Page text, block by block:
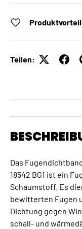
Teilen:
Das
18542 BG1 ist ein
Schaumstoff. Es
bewitterten Fugen
Dichtung gegen
schall- und